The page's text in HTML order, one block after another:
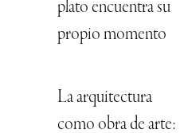
plato encuentra su
propio momento
La arquitectura
como obra de arte: